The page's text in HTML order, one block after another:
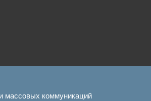
массовых коммуникаций